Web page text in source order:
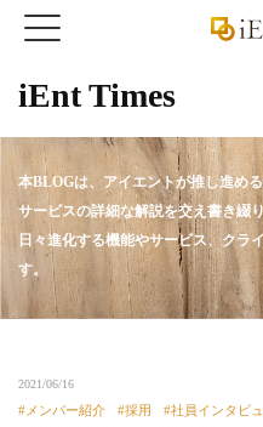
iEnt Times
本BLOGは、アイエントが推し進め
サービスの詳細な解説を交え書き綴
日々進化する機能やサービス、クラ
す。
2021/06/16
メンバー紹介 採用 社員インタビ